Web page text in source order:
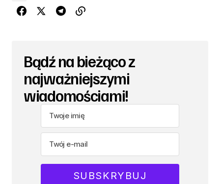
Bądź na bieżąco z
najważniejszymi
wiadomościami!